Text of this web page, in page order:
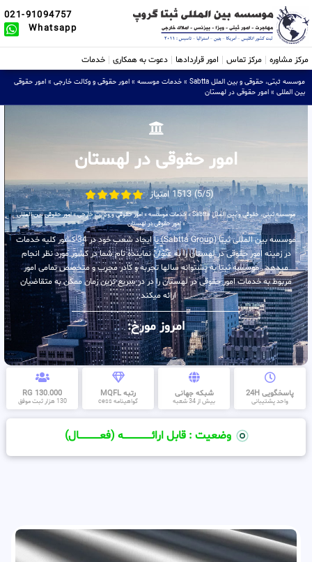
021-91094757
Whatsapp
مرکز مشاوره مرکز تماس امور قراردادها دعوت به همکاری خدمات
موسسه ثبتی، حقوقی و بین الملل Sabtta » خدمات موسسه » امور حقوقی و وکالت خارجی » امور حقوقی
بین المللی » امور حقوقی در لهستان
امور حقوقی در لهستان
(5/5) 1513 امتیاز
موسسه ثبتی، حقوقی و بین الملل Sabtta »خدمات موسسه»امور حقوقی و وکالت خارجی»امور حقوقی بین المللی
»امور حقوقی در لهستان
موسسه بین المللی ثبتا (Sabtta Group) با ایجاد شعب خود در 34 کشور کلیه خدمات
در زمینه امور حقوقی در لهستان را به عنوان نماینده تام شما در کشور مورد نظر انجام
میدهد . موسسه ثبتا به پشتوانه سالها تجربه و کادر مجرب و متخصص تمامی امور
مربوط به خدمات امور حقوقی در لهستان را در در سریع ترین زمان ممکن به متقاضیان
ارائه میکند .
امروز مورخ:
پاسخگویی 24H
واحد پشتیبانی
شبکه جهانی
بیش از 34 شعبه
رتبه MQFL
گواهینامه cess
130.000 RG
130 هزار ثبت موفق
وضعیت : قابل ارائــــــــــــــــــــه (فعـــــــــــــــال)